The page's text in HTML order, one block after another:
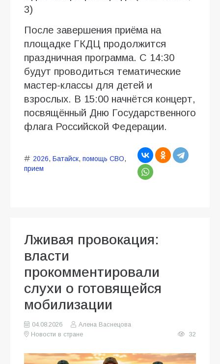
3)
После завершения приёма на
площадке ГКДЦ продолжится
праздничная программа. С 14:30
будут проводиться тематические
мастер-классы для детей и
взрослых. В 15:00 начнётся концерт,
посвящённый Дню Государственного
флага Российской Федерации.
2026, Батайск, помощь СВО,
прием
Лживая провокация:
власти
прокомментировали
слухи о готовящейся
мобилизации
04.08.2026
Алена Васнецова
Новости в стране
32